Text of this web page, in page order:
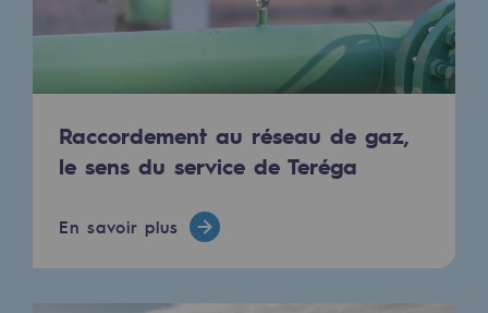
Raccordement au réseau de gaz,
le sens du service de Teréga
En savoir plus